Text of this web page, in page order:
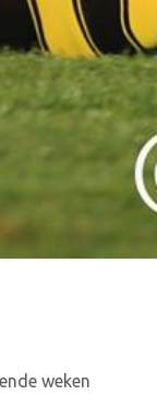
weken